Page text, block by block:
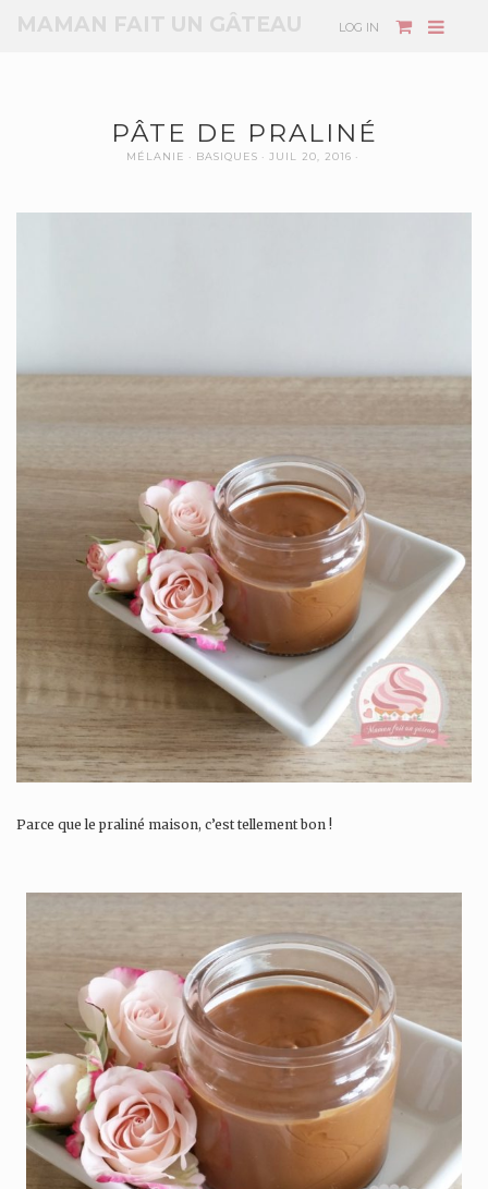
MAMAN FAIT UN GÂTEAU LOG IN
PÂTE DE PRALINÉ
MÉLANIE BASIQUES JUIL 20, 2016
Parce que le praliné maison, c’est tellement bon !